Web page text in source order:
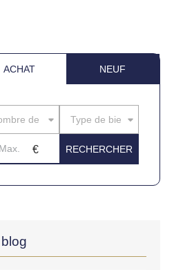
ACHAT NEUF
de piècesType de bien